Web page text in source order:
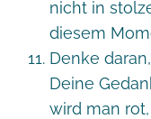
nicht in
diesem
Denke
Deine
wird man